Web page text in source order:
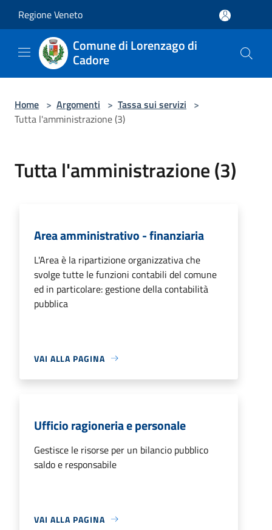
Regione Veneto
Comune di Lorenzago di
Cadore
Home > Argomenti > Tassa sui servizi >
Tutta l'amministrazione (3)
Tutta l'amministrazione (3)
Area amministrativo - finanziaria
L'Area è la ripartizione organizzativa che
svolge tutte le funzioni contabili del comune
ed in particolare: gestione della contabilità
pubblica
VAI ALLA PAGINA
Ufficio ragioneria e personale
Gestisce le risorse per un bilancio pubblico
saldo e responsabile
VAI ALLA PAGINA